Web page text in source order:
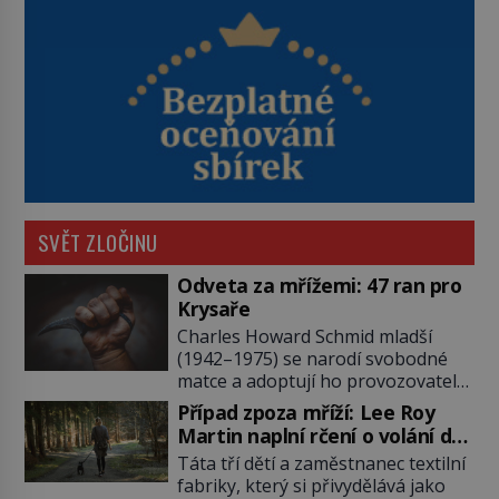
SVĚT ZLOČINU
Odveta za mřížemi: 47 ran pro
Krysaře
Charles Howard Schmid mladší
(1942–1975) se narodí svobodné
matce a adoptují ho provozovatelé
pečovatelského domu Charles a
Katharine Schmidovi. Synek jim
mnoho radosti nepřinese. Mezi
přáteli v arizonském Tusconu se
mu přezdívá Krysař. Je to pohledný
Případ zpoza mříží: Lee Roy
Martin naplní rčení o volání do
lesa
Táta tří dětí a zaměstnanec textilní
fabriky, který si přivydělává jako